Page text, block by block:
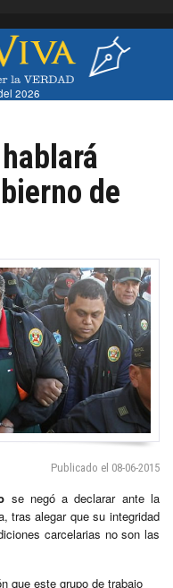
navigation
2026
de
Publicado el 08-06-2015
se negó a declarar ante la
tras alegar que su integridad
carcelarias no son las
que este grupo de trabajo